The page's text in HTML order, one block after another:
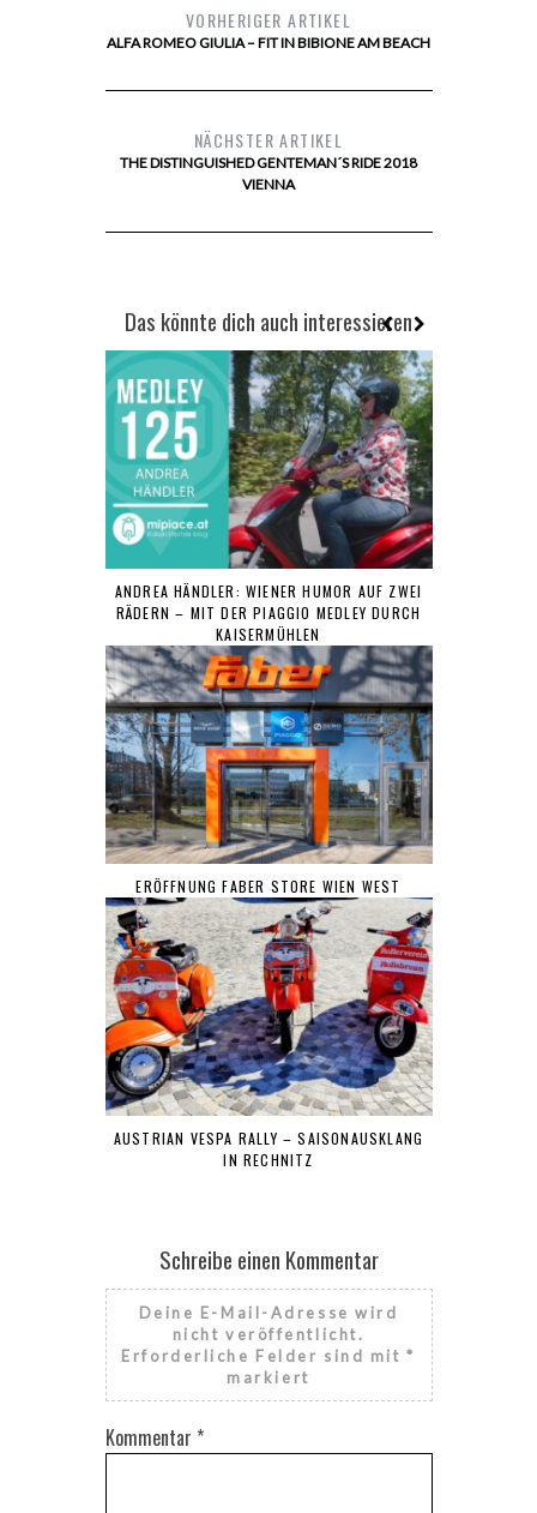
VORHERIGER ARTIKEL
ALFA ROMEO GIULIA – FIT IN BIBIONE AM BEACH
NÄCHSTER ARTIKEL
THE DISTINGUISHED GENTEMAN´S RIDE 2018
VIENNA
Das könnte dich auch interessieren
ANDREA HÄNDLER: WIENER HUMOR AUF ZWEI
RÄDERN – MIT DER PIAGGIO MEDLEY DURCH
KAISERMÜHLEN
ERÖFFNUNG FABER STORE WIEN WEST
AUSTRIAN VESPA RALLY – SAISONAUSKLANG
IN RECHNITZ
Schreibe einen Kommentar
Deine E-Mail-Adresse wird
nicht veröffentlicht.
Erforderliche Felder sind mit*
markiert
Kommentar *